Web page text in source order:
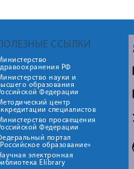
ПОЛЕЗНЫЕ ССЫЛКИ
РФ
науки и
образования
Федерации
центр
специалистов
просвещения
Федерации
портал
образование»
электронная
Elibrary